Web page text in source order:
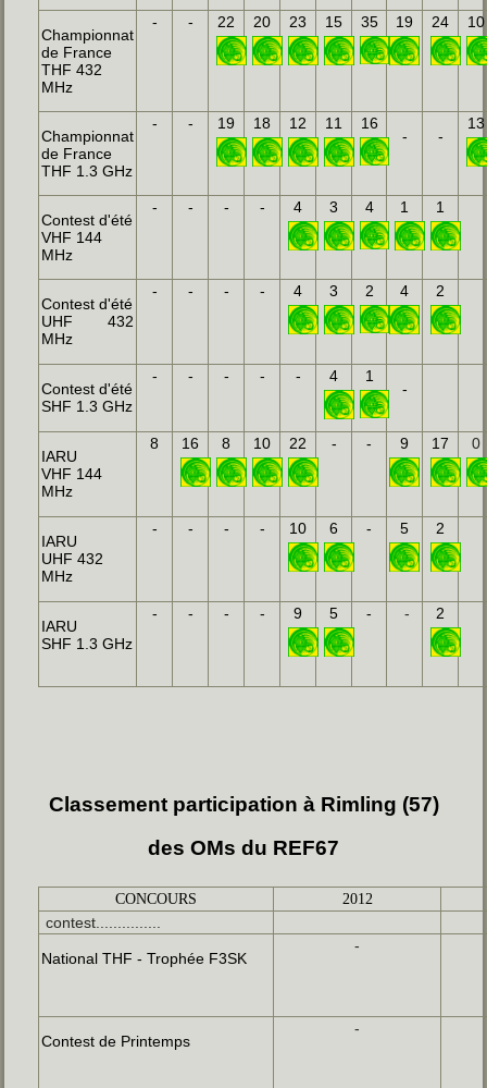
Championnat
de France
THF 432
MHz
- - 22 20 23 15 35 19 24 10
Championnat
de France
THF 1.3 GHz
- - 19 18 12 11 16
- -
13
Contest d'été
VHF 144
MHz
- - - - 4 3 4 1 1
Contest d'été
UHF 432
MHz
- - - - 4 3 2 4 2
Contest d'été
SHF 1.3 GHz
- - - - - 4 1
-
IARU
VHF 144
MHz
8 16 8 10 22 - - 9 17 0
IARU
UHF 432
MHz
- - - - 10 6 - 5 2
IARU
SHF 1.3 GHz
- - - - 9 5 - - 2
Classement participation à Rimling (57)
des OMs du REF67
CONCOURS 2012
contest...............
National THF - Trophée F3SK
-
Contest de Printemps
-